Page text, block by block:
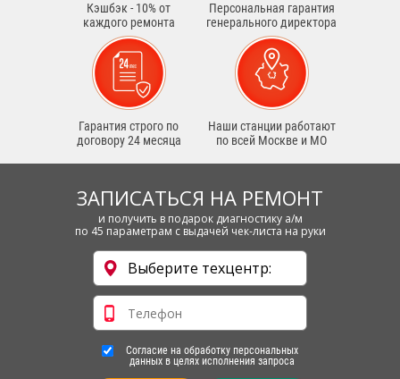
Кэшбэк - 10% от
каждого ремонта
Персональная гарантия
генерального директора
Гарантия строго по
договору 24 месяца
Наши станции работают
по всей Москве и МО
ЗАПИСАТЬСЯ НА РЕМОНТ
и получить в подарок диагностику а/м
по 45 параметрам с выдачей чек-листа на руки
Согласие на обработку персональных
данных в целях исполнения запроса